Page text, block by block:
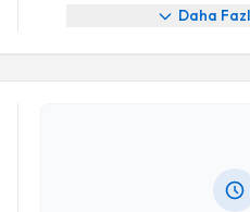
Daha
Randevu Takvimi Talebi
Dt. Berke Yıldız